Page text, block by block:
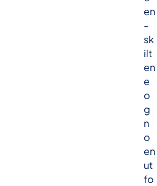
en
-
sk
ilt
en
e
o
g
n
o
en
ut
fo